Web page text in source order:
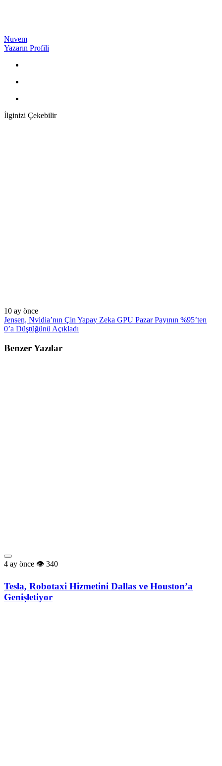
Nuvem
Yazarın Profili
İlginizi Çekebilir
10 ay önce
Jensen, Nvidia’nın Çin Yapay Zeka GPU Pazar Payının %95’ten
0’a Düştüğünü Açıkladı
Benzer Yazılar
4 ay önce 340
Tesla, Robotaxi Hizmetini Dallas ve Houston’a
Genişletiyor